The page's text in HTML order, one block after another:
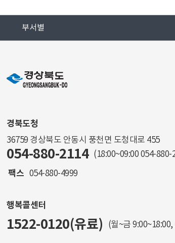
부서별
경북도청
36759 경상북도 안동시 풍천면 도청대로 455
054-880-2114 (18:00~09:00 054-880-
팩스 054-880-4999
행복콜센터
1522-0120(유료) (월~금